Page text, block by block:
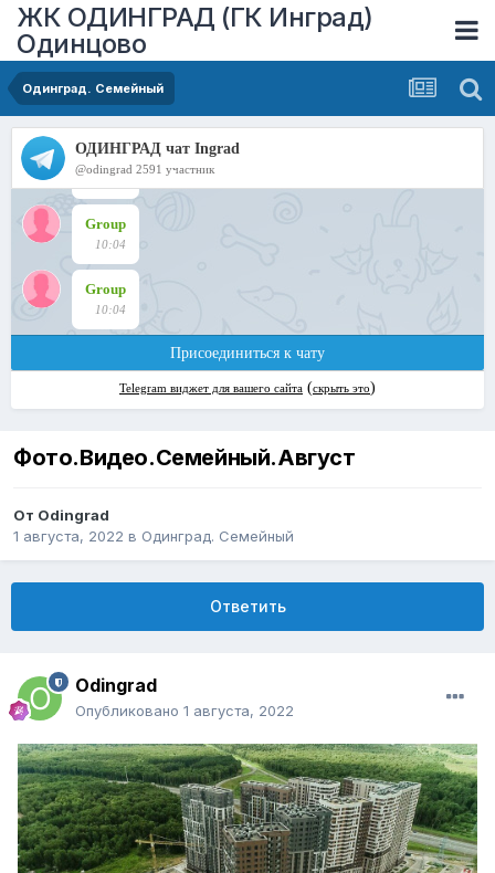
ЖК ОДИНГРАД (ГК Инград)
Одинцово
Одинград. Семейный
Фото.Видео.Семейный.Август
От Odingrad
1 августа, 2022 в Одинград. Семейный
Ответить
Odingrad
Опубликовано 1 августа, 2022